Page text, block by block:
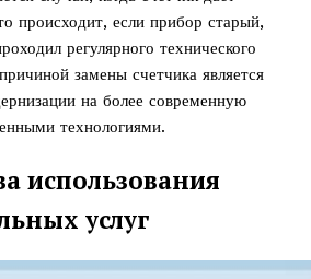
происходит, если прибор старый,
регулярного технического
замены счетчика является
на более современную
технологиями.
использования
услуг